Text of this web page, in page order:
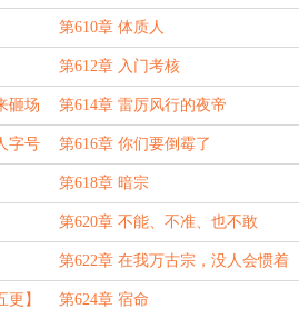
第610章 体质人
第612章 入门考核
砸场 第614章 雷厉风行的夜帝
字号 第616章 你们要倒霉了
第618章 暗宗
第620章 不能、不准、也不敢
第622章 在我万古宗，没人会惯着
她们
】 第624章 宿命